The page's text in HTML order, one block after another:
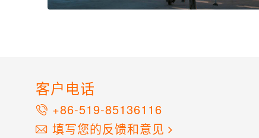
客户电话
+86-519-85136116
填写您的反馈和意见